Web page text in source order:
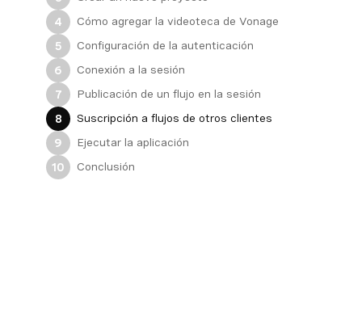
4
Cómo agregar la videoteca de Vonage
5
Configuración de la autenticación
6
Conexión a la sesión
7
Publicación de un flujo en la sesión
8
Suscripción a flujos de otros clientes
9
Ejecutar la aplicación
10
Conclusión